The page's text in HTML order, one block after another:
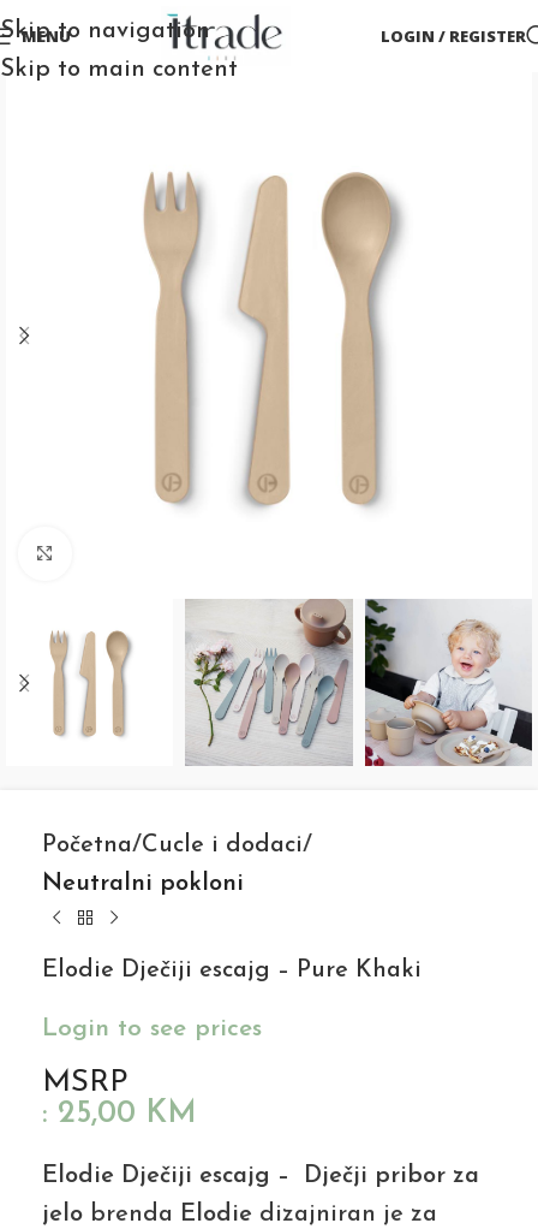
Skip to navigation
Skip to main content
MENU LOGIN / REGISTER
Početna Cucle i dodaci
Neutralni pokloni
Elodie Dječiji escajg – Pure Khaki
Login to see prices
MSRP
: 25,00 KM
Elodie Dječiji escajg – Dječji pribor za
jelo brenda Elodie dizajniran je za